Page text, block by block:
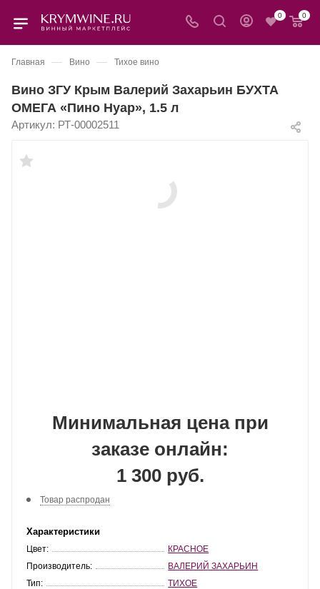
0 0
Главная — Вино — Тихое вино
Вино ЗГУ Крым Валерий Захарьин БУХТА
ОМЕГА «Пино Нуар», 1.5 л
Артикул: РТ-00002511
Минимальная цена при
заказе онлайн:
1 300 руб.
Товар распродан
Характеристики
Цвет:
КРАСНОЕ
Производитель:
ВАЛЕРИЙ ЗАХАРЬИН
Тип:
ТИХОЕ